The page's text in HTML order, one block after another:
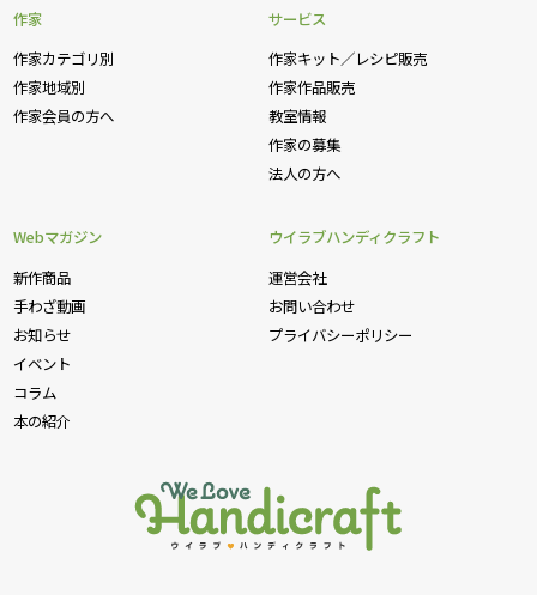
作家
作家カテゴリ別
作家地域別
作家会員の方へ
サービス
作家キット／レシピ販売
作家作品販売
教室情報
作家の募集
法人の方へ
Webマガジン
新作商品
手わざ動画
お知らせ
イベント
コラム
本の紹介
ウイラブハンディクラフト
運営会社
お問い合わせ
プライバシーポリシー